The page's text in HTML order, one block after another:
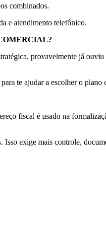
combinados.
e atendimento telefônico.
provavelmente já
te ajudar a escolher o plano
fiscal é usado na
exige mais controle,